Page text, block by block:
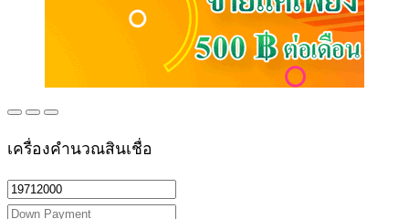
เครื่องคำนวณสินเชื่อ